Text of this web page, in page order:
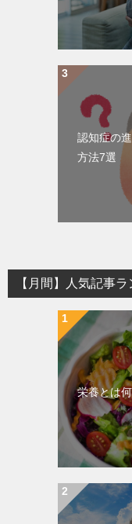
認知症の
方法7選
【月間】人気記事
栄養とは